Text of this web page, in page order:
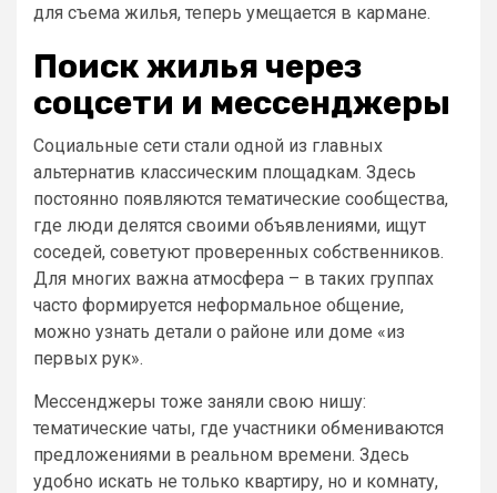
для съема жилья, теперь умещается в кармане.
Поиск жилья через
соцсети и мессенджеры
Социальные сети стали одной из главных
альтернатив классическим площадкам. Здесь
постоянно появляются тематические сообщества,
где люди делятся своими объявлениями, ищут
соседей, советуют проверенных собственников.
Для многих важна атмосфера – в таких группах
часто формируется неформальное общение,
можно узнать детали о районе или доме «из
первых рук».
Мессенджеры тоже заняли свою нишу:
тематические чаты, где участники обмениваются
предложениями в реальном времени. Здесь
удобно искать не только квартиру, но и комнату,